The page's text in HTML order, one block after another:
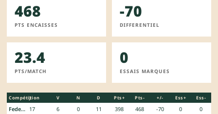
468
PTS ENCAISSES
-70
DIFFERENTIEL
23.4
PTS/MATCH
0
ESSAIS MARQUES
Compétition
J V N D Pts+ Pts- +/- Ess+ Ess-
Federale 3 17 6 0 11 398 468 -70 0
0